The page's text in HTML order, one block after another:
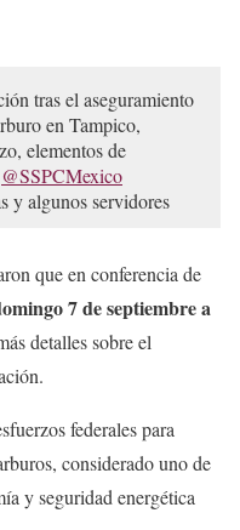
tras el aseguramiento
en Tampico,
elementos de
@SSPCMexico
y algunos servidores
September 6,
que en conferencia de
7 de septiembre a
detalles sobre el
federales para
considerado uno de
y seguridad energética